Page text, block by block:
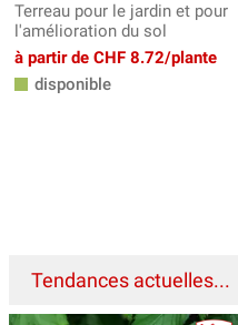
Terreau pour le jardin et pour
l'amélioration du sol
à partir de CHF 8.72/plante
disponible
Tendances actuelles...